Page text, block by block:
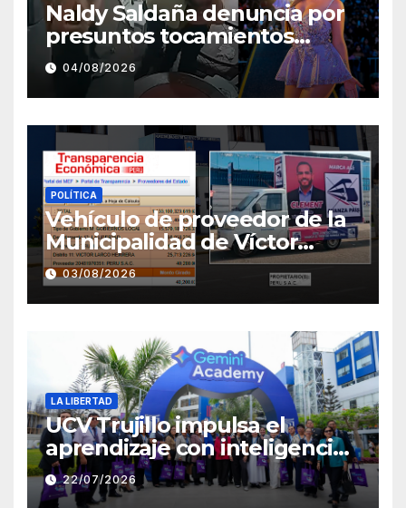
Naldy Saldaña denuncia por
presuntos tocamientos
indebidos a director musical
de La Bella Luz
04/08/2026
POLÍTICA
Vehículo de proveedor de la
Municipalidad de Víctor
Larco aparece con publicidad
de campaña de León
Clement
03/08/2026
LA LIBERTAD
UCV Trujillo impulsa el
aprendizaje con inteligencia
artificial a través de Google
Gemini
22/07/2026